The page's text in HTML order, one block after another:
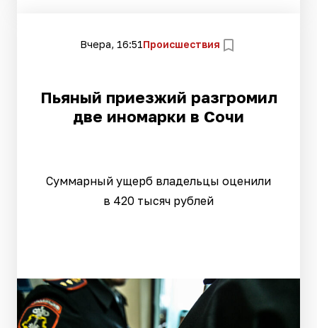
Вчера, 16:51Происшествия
Пьяный приезжий разгромил
две иномарки в Сочи
Суммарный ущерб владельцы оценили
в 420 тысяч рублей